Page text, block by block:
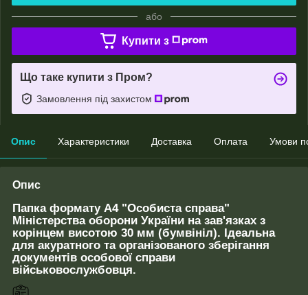
або
Купити з
Що таке купити з Пром?
Замовлення під захистом
Опис Характеристики Доставка Оплата Умови
Опис
Папка формату А4 "Особиста справа"
Міністерства оборони України на зав'язках з
корінцем висотою 30 мм (бумвініл). Ідеальна
для акуратного та організованого зберігання
документів особової справи
військовослужбовця.